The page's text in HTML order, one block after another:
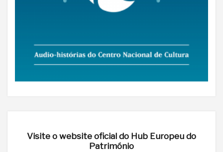
Visite o website oficial do Hub Europeu do
Património